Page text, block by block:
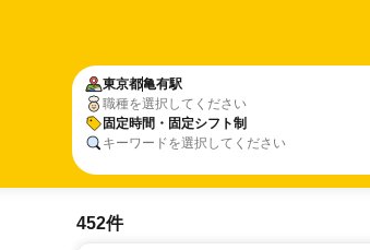
東京都亀有駅
職種を選択してください
固定時間・固定シフト制
キーワードを選択してください
452件